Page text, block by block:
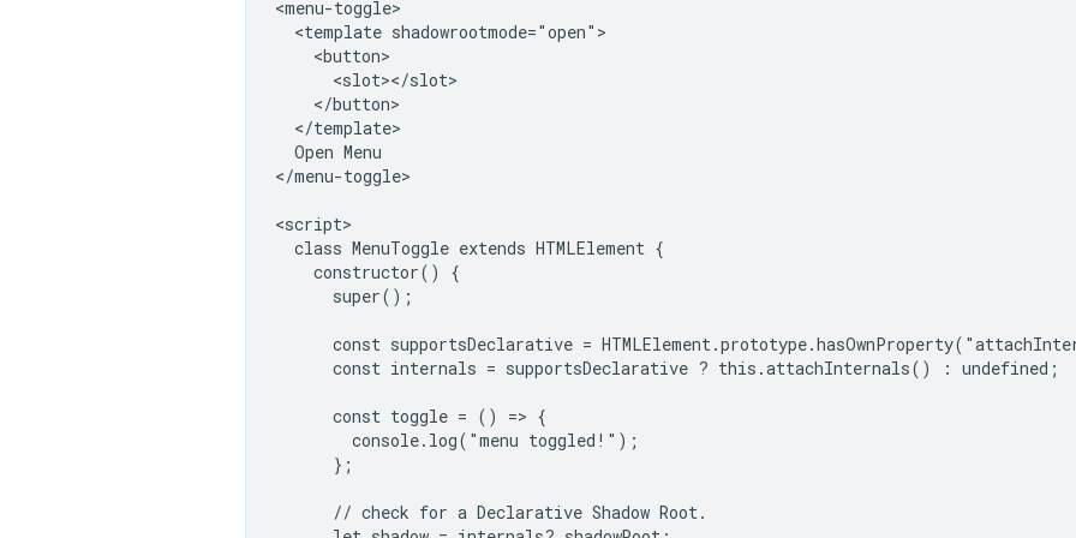
<menu-toggle>
  <template shadowrootmode="open">
    <button>
      <slot></slot>
    </button>
  </template>
  Open Menu
</menu-toggle>
<script>
  class MenuToggle extends HTMLElement {
    constructor() {
      super();
const supportsDeclarative =
      const internals = supportsDeclarative ? this.attachInternals() : undefined;
      const toggle = () => {
        console.log("menu toggled!");
      };
      // check for a Declarative Shadow Root.